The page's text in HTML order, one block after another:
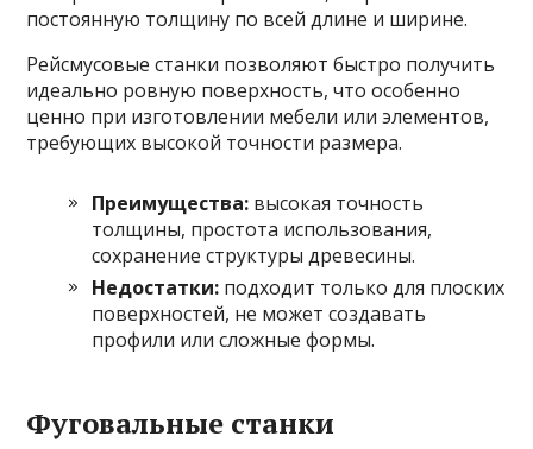
постоянную толщину по всей длине и ширине.
Рейсмусовые станки позволяют быстро получить
идеально ровную поверхность, что особенно
ценно при изготовлении мебели или элементов,
требующих высокой точности размера.
Преимущества: высокая точность
толщины, простота использования,
сохранение структуры древесины.
Недостатки: подходит только для плоских
поверхностей, не может создавать
профили или сложные формы.
Фуговальные станки